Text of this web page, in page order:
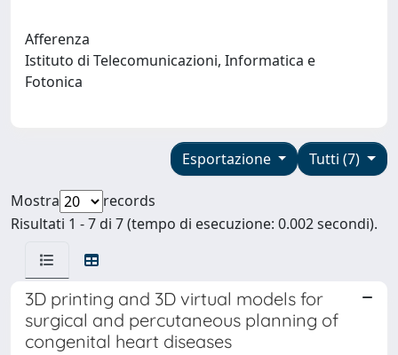
Afferenza
Istituto di Telecomunicazioni, Informatica e
Fotonica
Tutti (7)
Esportazione
Mostra
records
Risultati 1 - 7 di 7 (tempo di esecuzione: 0.002 secondi).
3D printing and 3D virtual models for
surgical and percutaneous planning of
congenital heart diseases